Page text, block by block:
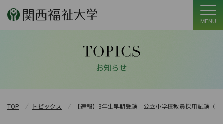
MENU
お知らせ
TOP トピックス 【速報】3年生早期受験 公立小学校教員採用試験（